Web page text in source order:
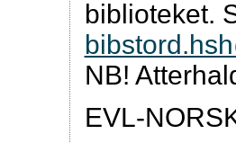
biblioteket.
NB!
EVL-